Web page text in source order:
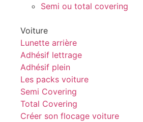
Semi ou total covering
Voiture
Lunette arrière
Adhésif lettrage
Adhésif plein
Les packs voiture
Semi Covering
Total Covering
Créer son flocage voiture